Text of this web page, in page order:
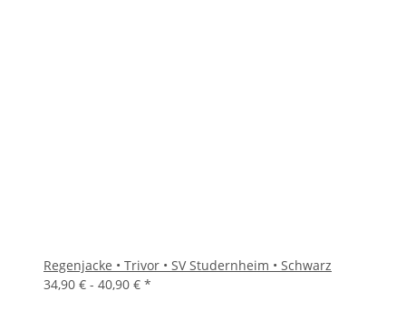
Regenjacke • Trivor • SV Studernheim • Schwarz
34,90 € - 40,90 € *